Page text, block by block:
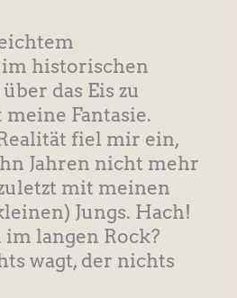
historischen
das Eis zu
Fantasie.
fiel mir ein,
Jahren nicht mehr
mit meinen
Jungs. Hach!
im langen Rock?
wagt, der nichts